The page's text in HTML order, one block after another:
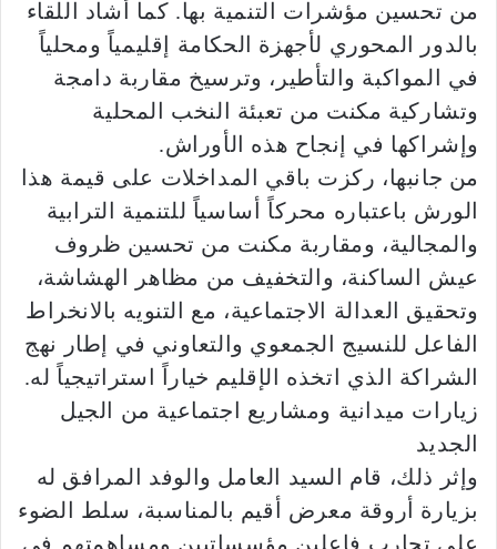
من تحسين مؤشرات التنمية بها. كما أشاد اللقاء
بالدور المحوري لأجهزة الحكامة إقليمياً ومحلياً
في المواكبة والتأطير، وترسيخ مقاربة دامجة
وتشاركية مكنت من تعبئة النخب المحلية
وإشراكها في إنجاح هذه الأوراش.
من جانبها، ركزت باقي المداخلات على قيمة هذا
الورش باعتباره محركاً أساسياً للتنمية الترابية
والمجالية، ومقاربة مكنت من تحسين ظروف
عيش الساكنة، والتخفيف من مظاهر الهشاشة،
وتحقيق العدالة الاجتماعية، مع التنويه بالانخراط
الفاعل للنسيج الجمعوي والتعاوني في إطار نهج
الشراكة الذي اتخذه الإقليم خياراً استراتيجياً له.
زيارات ميدانية ومشاريع اجتماعية من الجيل
الجديد
وإثر ذلك، قام السيد العامل والوفد المرافق له
بزيارة أروقة معرض أقيم بالمناسبة، سلط الضوء
على تجارب فاعلين مؤسساتيين ومساهمتهم في